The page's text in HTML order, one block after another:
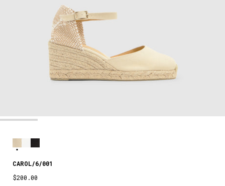
CAROL/6/001
$200.00